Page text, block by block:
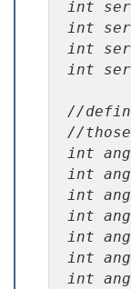
int
int
int
int
//
//
int
int
int
int
int
int
int